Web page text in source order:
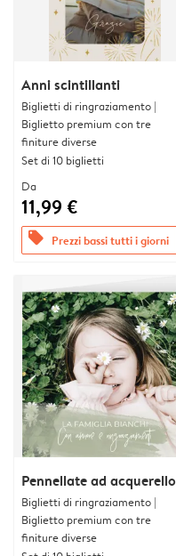
Anni scintillanti
Biglietti di ringraziamento |
Biglietto premium con tre
finiture diverse
Set di 10 biglietti
Da
11,99 €
offers Prezzi bassi tutti i giorni
Pennellate ad acquerello
Biglietti di ringraziamento |
Biglietto premium con tre
finiture diverse